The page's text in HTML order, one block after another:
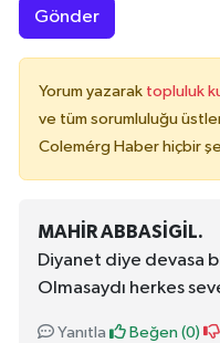
Gönder
Yorum yazarak topluluk
ve tüm sorumluluğu
Colemérg Haber hiçbir
MAHIR ABBASIGIL.
Diyanet diye devasa
Olmasaydı herkes
Yanıtla Beğen (0)